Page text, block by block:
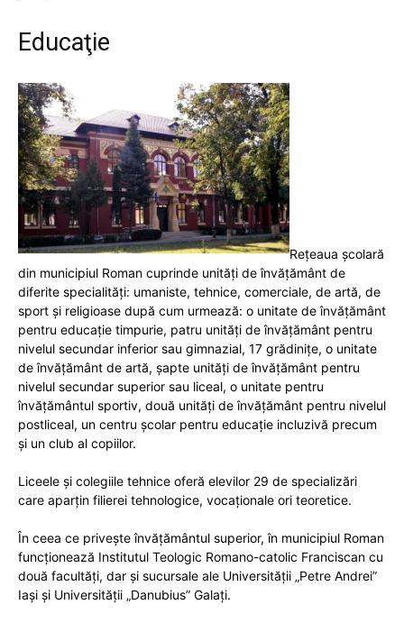
Educaţie
Reţeaua școlară
din municipiul Roman cuprinde unităţi de învăţământ de
diferite specialităţi: umaniste, tehnice, comerciale, de artă, de
sport şi religioase după cum urmează: o unitate de învățământ
pentru educație timpurie, patru unități de învățământ pentru
nivelul secundar inferior sau gimnazial, 17 grădinițe, o unitate
de învățământ de artă, șapte unități de învățământ pentru
nivelul secundar superior sau liceal, o unitate pentru
învățământul sportiv, două unități de învățământ pentru nivelul
postliceal, un centru școlar pentru educaţie incluzivă precum
și un club al copiilor.
Liceele şi colegiile tehnice oferă elevilor 29 de specializări
care aparţin filierei tehnologice, vocaţionale ori teoretice.
În ceea ce priveşte învăţământul superior, în municipiul Roman
funcţionează Institutul Teologic Romano-catolic Franciscan cu
două facultăți, dar și sucursale ale Universității „Petre Andrei”
Iași și Universității „Danubius” Galați.